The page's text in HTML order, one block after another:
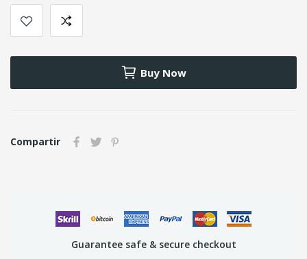
Buy Now
Compartir
Guarantee safe & secure checkout